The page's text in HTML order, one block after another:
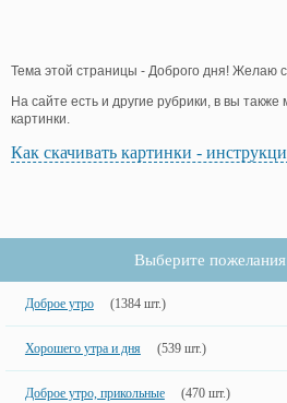
Тема этой страницы - Доброго дня! Желаю
На сайте есть и другие рубрики, в вы
картинки.
Как скачивать картинки -
Выберите пожелания
Доброе утро (1384 шт.)
Хорошего утра и дня (539 шт.)
Доброе утро, прикольные (470 шт.)